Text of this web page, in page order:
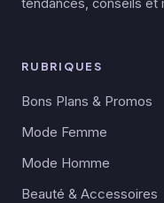
tendances, conseils et
RUBRIQUES
Bons Plans & Promos
Mode Femme
Mode Homme
Beauté & Accessoires